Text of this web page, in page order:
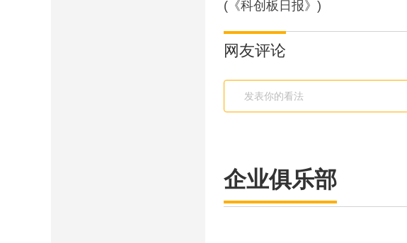
(《科创板日报》)
网友评论
企业俱乐部